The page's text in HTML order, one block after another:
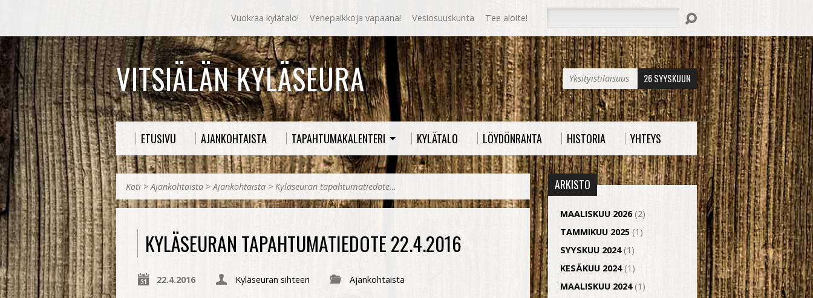
Vuokraa kylätalo! Venepaikkoja vapaana! Vesiosuuskunta Tee aloite!
VITSIÄLÄN KYLÄSEURA Yksityistilaisuus 26 SYYSKUUN
ETUSIVU AJANKOHTAISTA TAPAHTUMAKALENTERI KYLÄTALO LÖYDÖNRANTA HISTORIA YHTEYS
Koti >Ajankohtaista >Ajankohtaista > Kyläseuran tapahtumatiedote…
KYLÄSEURAN TAPAHTUMATIEDOTE 22.4.2016
22.4.2016 Kyläseuran sihteeri Ajankohtaista
ARKISTO
MAALISKUU 2026(2)
TAMMIKUU 2025 (1)
SYYSKUU 2024(1)
KESÄKUU 2024(1)
MAALISKUU 2024(1)